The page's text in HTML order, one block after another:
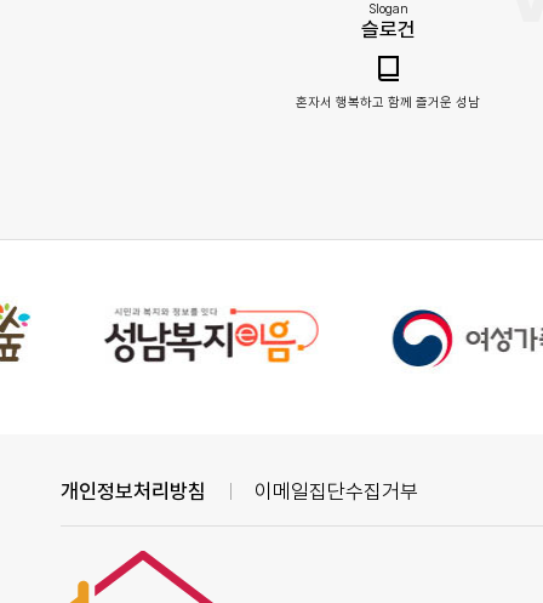
Slogan
슬로건
혼자서 행복하고 함께 즐거운 성남
개인정보처리방침 이메일집단수집거부